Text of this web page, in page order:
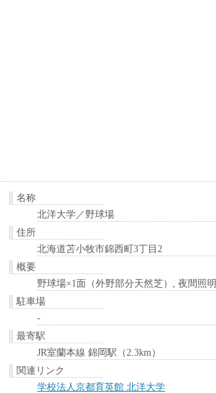
名称
北洋大学／野球場
住所
北海道苫小牧市錦西町3丁目2
概要
野球場×1面（外野部分天然芝）, 夜間照明
駐車場
-
最寄駅
JR室蘭本線 錦岡駅（2.3km）
関連リンク
学校法人京都育英館 北洋大学